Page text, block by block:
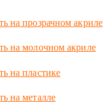
на прозрачном акриле
на молочном акриле
на пластике
на металле